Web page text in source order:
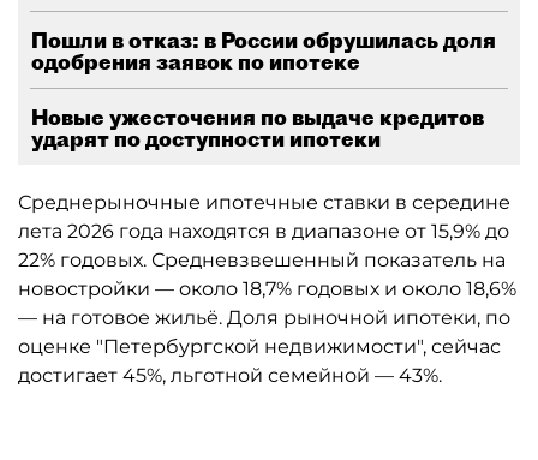
Пошли в отказ: в России обрушилась доля
одобрения заявок по ипотеке
Новые ужесточения по выдаче кредитов
ударят по доступности ипотеки
Среднерыночные ипотечные ставки в середине
лета 2026 года находятся в диапазоне от 15,9% до
22% годовых. Средневзвешенный показатель на
новостройки — около 18,7% годовых и около 18,6%
— на готовое жильё. Доля рыночной ипотеки, по
оценке "Петербургской недвижимости", сейчас
достигает 45%, льготной семейной — 43%.